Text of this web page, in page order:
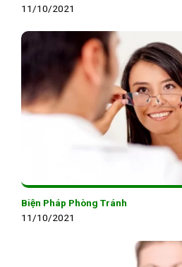
11/10/2021
Biện Pháp Phòng Tránh
11/10/2021